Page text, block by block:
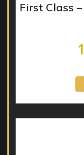
First Class